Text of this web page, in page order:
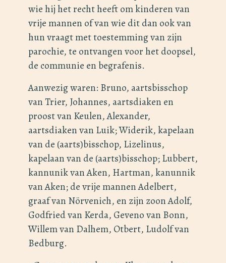
wie hij het recht heeft om kinderen van
vrije mannen of van wie dit dan ook van
hun vraagt met toestemming van zijn
parochie, te ontvangen voor het doopsel,
de communie en begrafenis.
Aanwezig waren: Bruno, aartsbisschop
van Trier, Johannes, aartsdiaken en
proost van Keulen, Alexander,
aartsdiaken van Luik; Widerik, kapelaan
van de (aarts)bisschop, Lizelinus,
kapelaan van de (aarts)bisschop; Lubbert,
kannunik van Aken, Hartman, kanunnik
van Aken; de vrije mannen Adelbert,
graaf van Nörvenich, en zijn zoon Adolf,
Godfried van Kerda, Geveno van Bonn,
Willem van Dalhem, Otbert, Ludolf van
Bedburg.